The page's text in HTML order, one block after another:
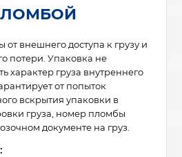
внешнего доступа к грузу и
потери. Упаковка не
характер груза внутреннего
от попыток
вскрытия упаковки в
груза, номер пломбы
документе на груз.